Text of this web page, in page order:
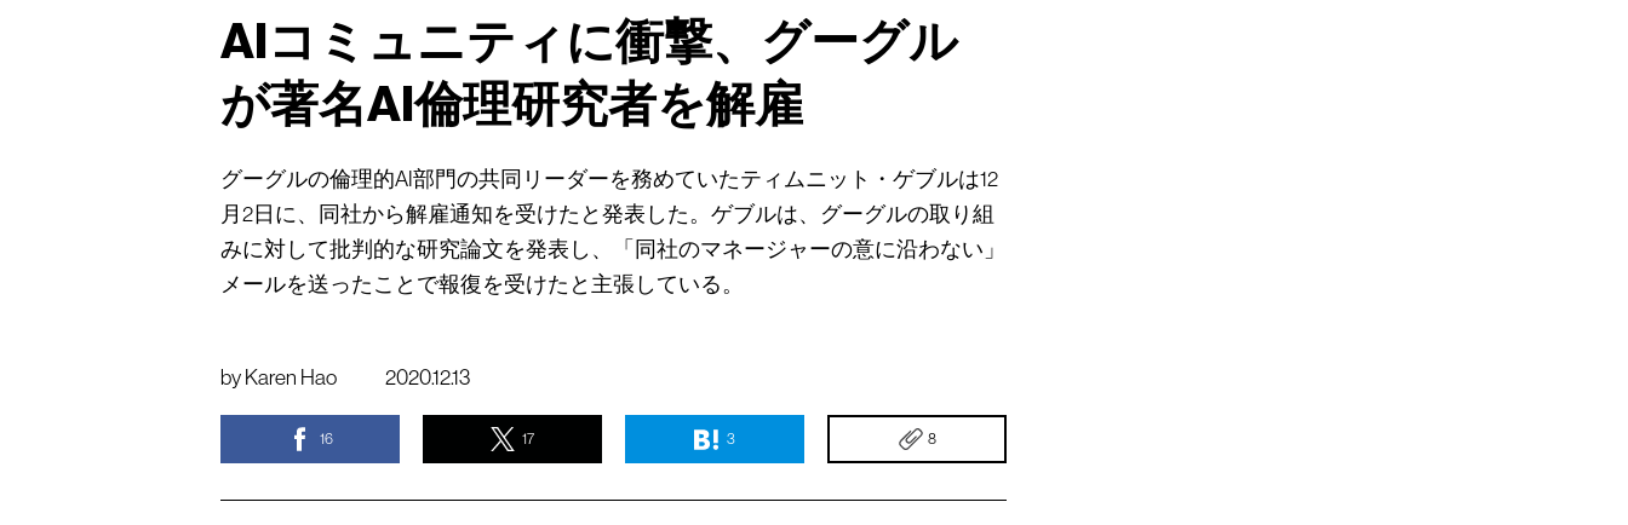
AIコミュニティに衝撃、グーグル
が著名AI倫理研究者を解雇
グーグルの倫理的AI部門の共同リーダーを務めていたティムニット・ゲブルは12
月2日に、同社から解雇通知を受けたと発表した。ゲブルは、グーグルの取り組
みに対して批判的な研究論文を発表し、「同社のマネージャーの意に沿わない」
メールを送ったことで報復を受けたと主張している。
by Karen Hao 2020.12.13
16 17 3 8